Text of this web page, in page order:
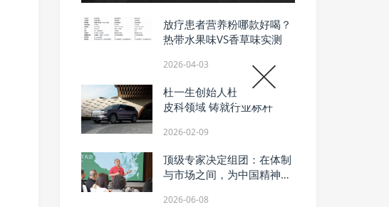
放疗患者营养粉哪款好喝？
热带水果味VS香草味实测
2026-04-03
杜一生创始人杜林成：深耕
皮科领域 铸就行业标杆
2026-02-09
顶级专家决定组团：在体制
与市场之间，为中国精神科
2026-06-08